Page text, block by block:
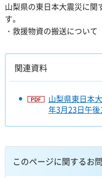
山梨県の東日本大震災に関
す。
・救援物資の搬送について
関連資料
山梨県東日本
年3月23日午後
このページに関するお